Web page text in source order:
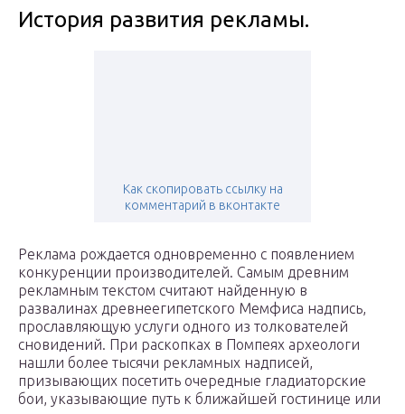
История развития рекламы.
Как скопировать ссылку на
комментарий в вконтакте
Реклама рождается одновременно с появлением
конкуренции производителей. Самым древним
рекламным текстом считают найденную в
развалинах древнеегипетского Мемфиса надпись,
прославляющую услуги одного из толкователей
сновидений. При раскопках в Помпеях археологи
нашли более тысячи рекламных надписей,
призывающих посетить очередные гладиаторские
бои, указывающие путь к ближайшей гостинице или